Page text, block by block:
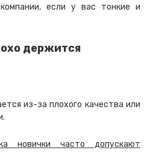
если у вас тонкие и
держится
из-за плохого качества или
новички часто допускают